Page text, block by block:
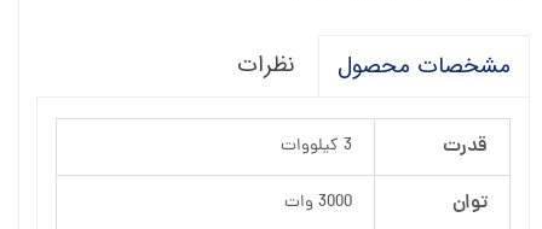
مشخصات محصول نظرات
قدرت 3 کیلووات
توان 3000 وات